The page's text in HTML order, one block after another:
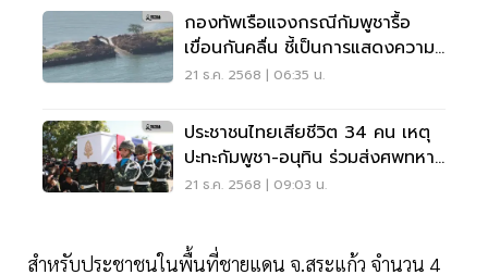
กองทัพเรือแจงกรณีกัมพูชารื้อ
เขื่อนกันคลื่น ชี้เป็นการแสดงความ
กังวล ไม่ใช่การยื่นข้อเรียกร้อง
21 ธ.ค. 2568 | 06:35 น.
ประชาชนไทยเสียชีวิต 34 คน เหตุ
ปะทะกัมพูชา-อนุทิน ร่วมส่งศพทหาร
กล้า จ.สุรินทร์
21 ธ.ค. 2568 | 09:03 น.
สำหรับประชาชนในพื้นที่ชายแดน จ.สระแก้ว จำนวน 4